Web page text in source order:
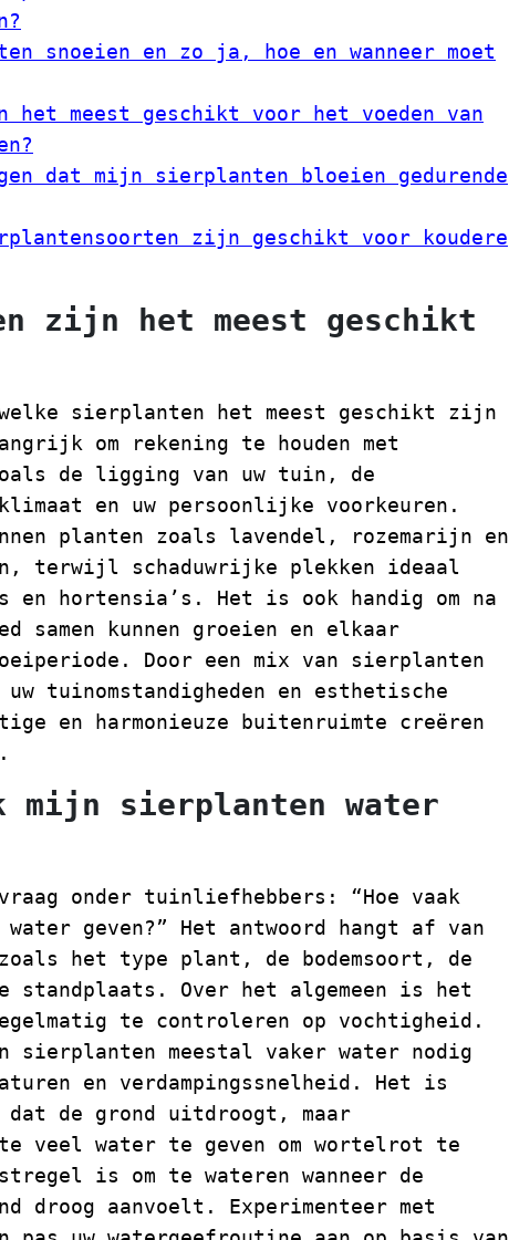
snoeien en zo ja, hoe en wanneer moet
het meest geschikt voor het voeden van
dat mijn sierplanten bloeien gedurende
zijn geschikt voor koudere
zijn het meest geschikt
sierplanten het meest geschikt zijn
om rekening te houden met
de ligging van uw tuin, de
en uw persoonlijke voorkeuren.
planten zoals lavendel, rozemarijn en
terwijl schaduwrijke plekken ideaal
en hortensia’s. Het is ook handig om na
samen kunnen groeien en elkaar
Door een mix van sierplanten
tuinomstandigheden en esthetische
en harmonieuze buitenruimte creëren
mijn sierplanten water
onder tuinliefhebbers: “Hoe vaak
geven?” Het antwoord hangt af van
het type plant, de bodemsoort, de
standplaats. Over het algemeen is het
te controleren op vochtigheid.
sierplanten meestal vaker water nodig
en verdampingssnelheid. Het is
dat de grond uitdroogt, maar
water te geven om wortelrot te
is om te wateren wanneer de
droog aanvoelt. Experimenteer met